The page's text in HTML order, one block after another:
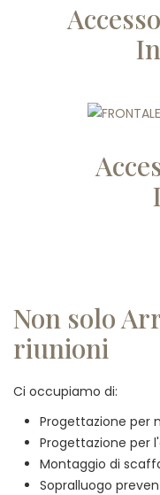
Non solo
riunioni
Ci occupiamo di:
Progettazione per
Progettazione per
Montaggio di
Sopralluogo